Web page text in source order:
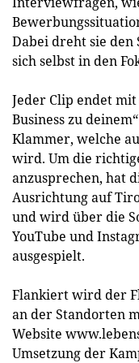
Dabei dreht sie
sich selbst in den
Jeder Clip endet
Business zu
Klammer, welche
wird. Um die
anzusprechen, hat
Ausrichtung auf
und wird über die
YouTube und
ausgespielt.
Flankiert wird der
an der Standorten
Website
Umsetzung der